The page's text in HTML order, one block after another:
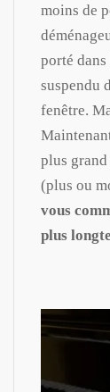
moins de
porté
suspendu
fenêtre.
plus
(plus ou
vous
plus